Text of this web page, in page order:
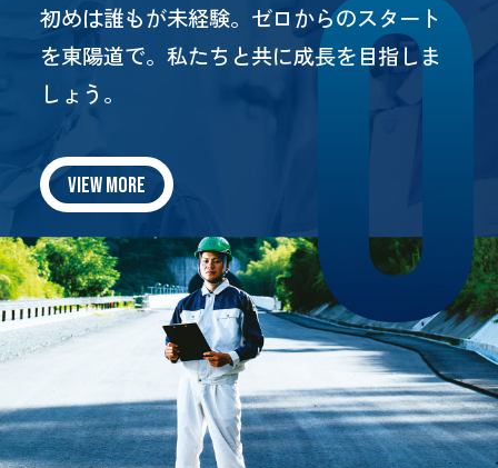
初めは誰もが未経験。ゼロからのスタート
を東陽道で。 私たちと共に成長を目指しま
しょう。
VIEW MORE